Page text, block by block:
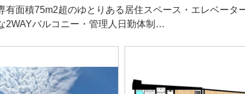
面積75m2超のゆとりある居住スペース・エレベータ
2WAYバルコニー・管理人日勤体制…